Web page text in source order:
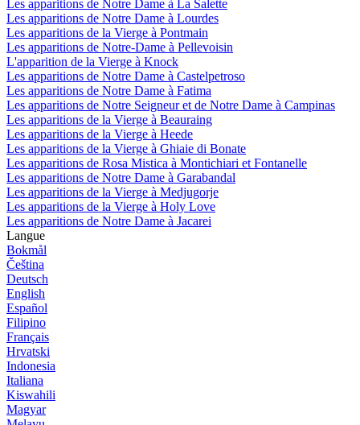
Les apparitions de Notre Dame à La Salette
Les apparitions de Notre Dame à Lourdes
Les apparitions de la Vierge à Pontmain
Les apparitions de Notre-Dame à Pellevoisin
L'apparition de la Vierge à Knock
Les apparitions de Notre Dame à Castelpetroso
Les apparitions de Notre Dame à Fatima
Les apparitions de Notre Seigneur et de Notre Dame à Campinas
Les apparitions de la Vierge à Beauraing
Les apparitions de la Vierge à Heede
Les apparitions de la Vierge à Ghiaie di Bonate
Les apparitions de Rosa Mistica à Montichiari et Fontanelle
Les apparitions de Notre Dame à Garabandal
Les apparitions de la Vierge à Medjugorje
Les apparitions de la Vierge à Holy Love
Les apparitions de Notre Dame à Jacarei
Langue
Bokmål
Čeština
Deutsch
English
Español
Filipino
Français
Hrvatski
Indonesia
Italiana
Kiswahili
Magyar